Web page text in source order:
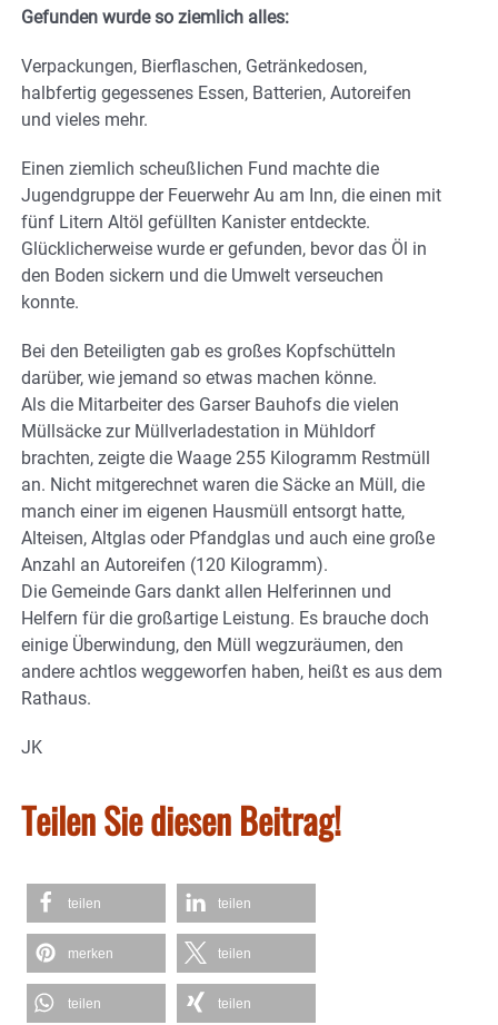
Gefunden wurde so ziemlich alles:
Verpackungen, Bierflaschen, Getränkedosen,
halbfertig gegessenes Essen, Batterien, Autoreifen
und vieles mehr.
Einen ziemlich scheußlichen Fund machte die
Jugendgruppe der Feuerwehr Au am Inn, die einen mit
fünf Litern Altöl gefüllten Kanister entdeckte.
Glücklicherweise wurde er gefunden, bevor das Öl in
den Boden sickern und die Umwelt verseuchen
konnte.
Bei den Beteiligten gab es großes Kopfschütteln
darüber, wie jemand so etwas machen könne.
Als die Mitarbeiter des Garser Bauhofs die vielen
Müllsäcke zur Müllverladestation in Mühldorf
brachten, zeigte die Waage 255 Kilogramm Restmüll
an. Nicht mitgerechnet waren die Säcke an Müll, die
manch einer im eigenen Hausmüll entsorgt hatte,
Alteisen, Altglas oder Pfandglas und auch eine große
Anzahl an Autoreifen (120 Kilogramm).
Die Gemeinde Gars dankt allen Helferinnen und
Helfern für die großartige Leistung. Es brauche doch
einige Überwindung, den Müll wegzuräumen, den
andere achtlos weggeworfen haben, heißt es aus dem
Rathaus.
JK
Teilen Sie diesen Beitrag!
teilen teilen
merken teilen
teilen teilen